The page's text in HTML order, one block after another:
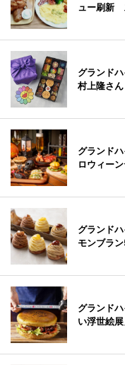
ュー刷新
グランド
村上隆さ
グランド
ロウィー
グランド
モンブラ
グランド
い浮世絵